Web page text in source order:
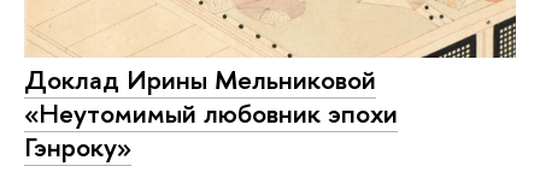
Доклад Ирины Мельниковой
«Неутомимый любовник эпохи
Гэнроку»